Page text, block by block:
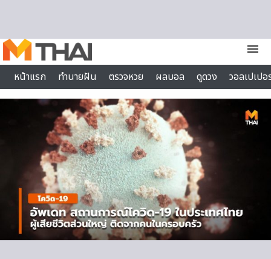
menu
หน้าแรก
ทำนายฝัน ตรวจหวย ผลบอล ดูดวง
วอลเปเป
ไลฟ์สไตล์